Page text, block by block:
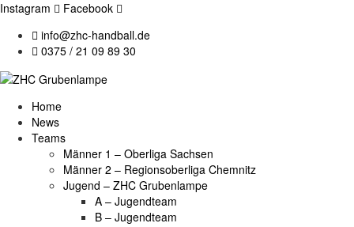
Instagram
Facebook
info@zhc-handball.de
0375 / 21 09 89 30
Home
News
Teams
Männer 1 – Oberliga Sachsen
Männer 2 – Regionsoberliga Chemnitz
Jugend – ZHC Grubenlampe
A – Jugendteam
B – Jugendteam